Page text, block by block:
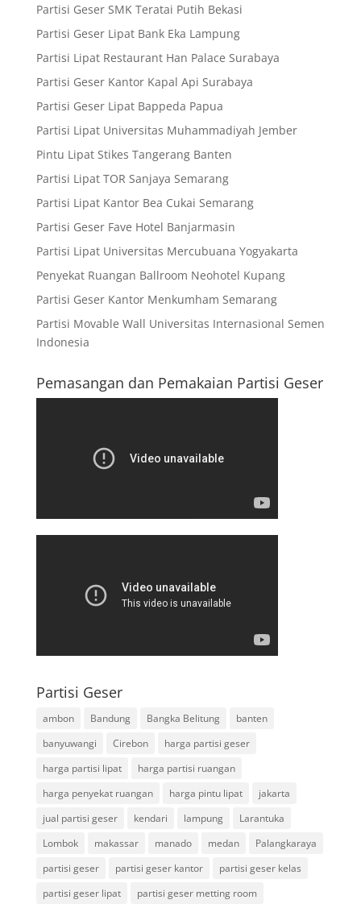
Partisi Geser SMK Teratai Putih Bekasi
Partisi Geser Lipat Bank Eka Lampung
Partisi Lipat Restaurant Han Palace Surabaya
Partisi Geser Kantor Kapal Api Surabaya
Partisi Geser Lipat Bappeda Papua
Partisi Lipat Universitas Muhammadiyah Jember
Pintu Lipat Stikes Tangerang Banten
Partisi Lipat TOR Sanjaya Semarang
Partisi Lipat Kantor Bea Cukai Semarang
Partisi Geser Fave Hotel Banjarmasin
Partisi Lipat Universitas Mercubuana Yogyakarta
Penyekat Ruangan Ballroom Neohotel Kupang
Partisi Geser Kantor Menkumham Semarang
Partisi Movable Wall Universitas Internasional Semen
Indonesia
Pemasangan dan Pemakaian Partisi Geser
Partisi Geser
ambon Bandung Bangka Belitung
banten
banyuwangi
Cirebon
harga partisi geser
harga partisi lipat
harga partisi ruangan
harga penyekat ruangan
harga pintu lipat
jakarta
jual partisi geser
kendari lampung
Larantuka
Lombok
makassar manado medan
Palangkaraya
partisi geser
partisi geser kantor
partisi geser kelas
partisi geser lipat
partisi geser metting room